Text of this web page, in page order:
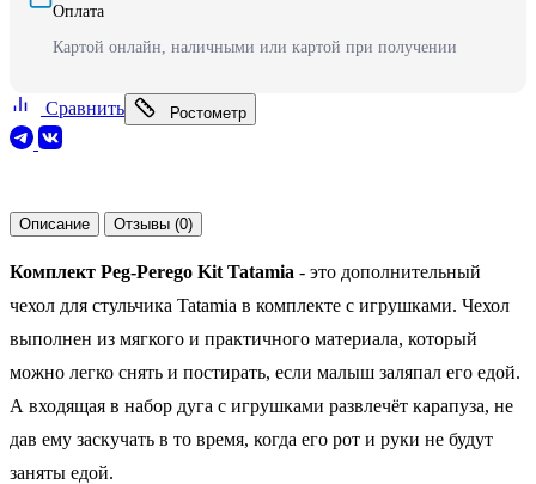
Оплата
Картой онлайн, наличными или картой при получении
Сравнить Ростометр
Описание Отзывы (0)
Комплект Peg-Perego Kit Tatamia - это дополнительный
чехол для стульчика Tatamia в комплекте с игрушками. Чехол
выполнен из мягкого и практичного материала, который
можно легко снять и постирать, если малыш заляпал его едой.
А входящая в набор дуга с игрушками развлечёт карапуза, не
дав ему заскучать в то время, когда его рот и руки не будут
заняты едой.